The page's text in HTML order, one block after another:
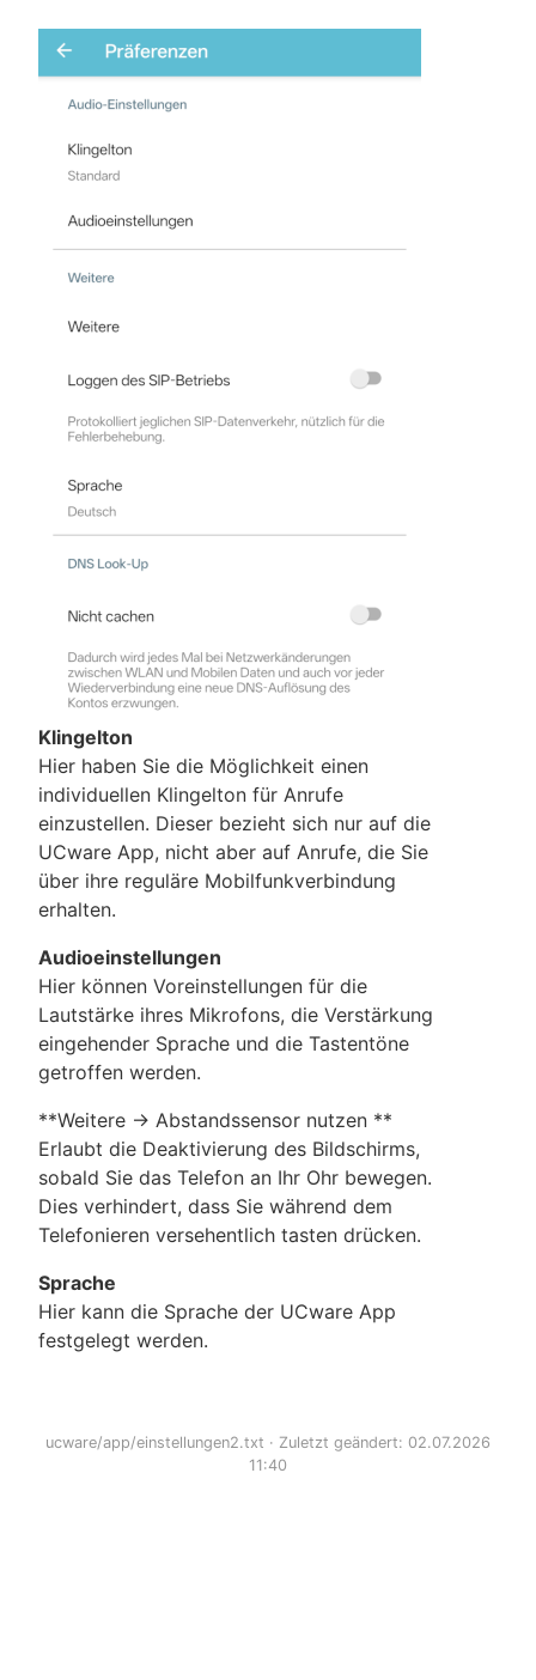
Klingelton
Hier haben Sie die Möglichkeit einen
individuellen Klingelton für Anrufe
einzustellen. Dieser bezieht sich nur auf die
UCware App, nicht aber auf Anrufe, die Sie
über ihre reguläre Mobilfunkverbindung
erhalten.
Audioeinstellungen
Hier können Voreinstellungen für die
Lautstärke ihres Mikrofons, die Verstärkung
eingehender Sprache und die Tastentöne
getroffen werden.
**Weitere → Abstandssensor nutzen **
Erlaubt die Deaktivierung des Bildschirms,
sobald Sie das Telefon an Ihr Ohr bewegen.
Dies verhindert, dass Sie während dem
Telefonieren versehentlich tasten drücken.
Sprache
Hier kann die Sprache der UCware App
festgelegt werden.
ucware/app/einstellungen2.txt · Zuletzt geändert: 02.07.2026
11:40